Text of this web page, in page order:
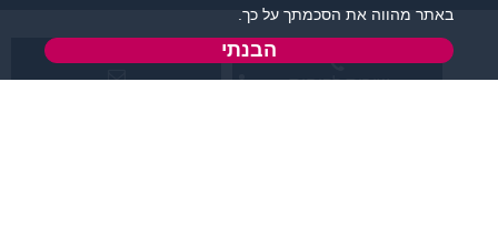
שירות לקוחות:
באתר מהווה את הסכמתך על כך.
הבנתי